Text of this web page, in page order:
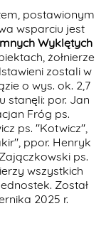
postawionym
wsparciu jest
Wyklętych
żołnierze
zostali w
o wys. ok. 2,7
stanęli: por. Jan
Fróg ps.
ps. "Kotwicz",
ppor. Henryk
ps.
wszystkich
Został
2025 r.